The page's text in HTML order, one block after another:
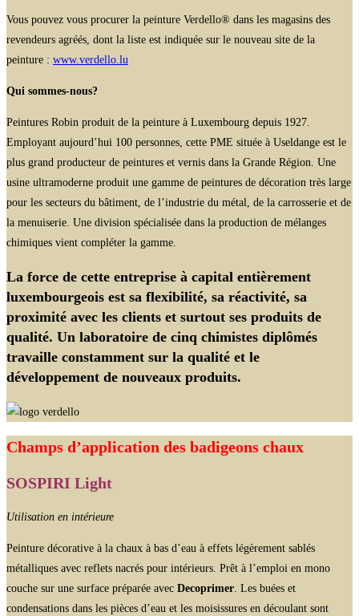
Vous pouvez vous procurer la peinture Verdello® dans les magasins des
revendeurs agréés, dont la liste est indiquée sur le nouveau site de la
peinture : www.verdello.lu
Qui sommes-nous?
Peintures Robin produit de la peinture à Luxembourg depuis 1927.
Employant aujourd’hui 100 personnes, cette PME située à Useldange est le
plus grand producteur de peintures et vernis dans la Grande Région. Une
usine ultramoderne produit une gamme de peintures de décoration très large
pour les secteurs du bâtiment, de l’industrie du métal, de la carrosserie et de
la menuiserie. Une division spécialisée dans la production de mélanges
chimiques vient compléter la gamme.
La force de cette entreprise à capital entièrement
luxembourgeois est sa flexibilité, sa réactivité, sa
proximité avec les clients et surtout ses produits de
qualité. Un laboratoire de cinq chimistes diplômés
travaille constamment sur la qualité et le
développement de nouveaux produits.
Champs d’application des badigeons chaux
SOSPIRI Light
Utilisation en intérieure
Peinture décorative à la chaux à bas d’eau à effets légèrement sablés
métalliques avec reflets nacrés pour intérieurs. Prêt à l’emploi en mono
couche sur une surface préparée avec Decoprimer. Les buées et
condensations dans les pièces d’eau et les moisissures en découlant sont